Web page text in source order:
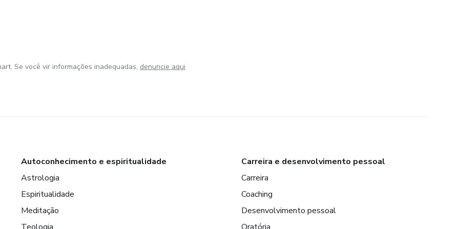
Se você vir informações inadequadas, denuncie aqui
Autoconhecimento e espiritualidade
Astrologia
Espiritualidade
Meditação
Carreira e desenvolvimento pessoal
Carreira
Coaching
Desenvolvimento pessoal